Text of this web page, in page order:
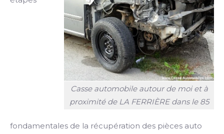
Casse automobile autour de moi et à
proximité de LA FERRIÈRE dans le 85
fondamentales de la récupération des pièces auto